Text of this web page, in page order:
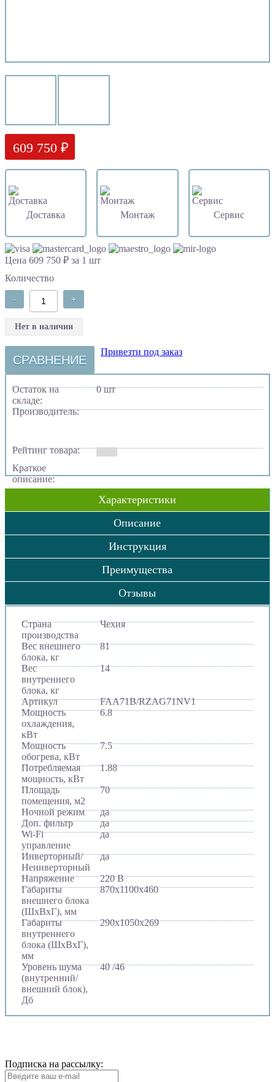
609 750 ₽
Доставка Монтаж Сервис
Цена 609 750 ₽ за 1 шт
Количество
- +
Нет в наличии
СРАВНЕНИЕ
Привезти под заказ
Остаток на
складе:
0 шт
Производитель:
Рейтинг товара:
Краткое
описание:
Характеристики
Описание
Инструкция
Преимущества
Отзывы
Страна
производства
Чехия
Вес внешнего
блока, кг
81
Вес
внутреннего
блока, кг
14
Артикул
FAA71B/RZAG71NV1
Мощность
охлаждения,
кВт
6.8
Мощность
обогрева, кВт
7.5
Потребляемая
мощность, кВт
1.88
Площадь
помещения, м2
70
Ночной режим
да
Доп. фильтр
да
Wi-Fi
управление
да
Инверторный/
Неинверторный
да
Напряжение
220 В
Габариты
внешнего блока
(ШхВхГ), мм
870х1100х460
Габариты
внутреннего
блока (ШхВхГ),
мм
290х1050х269
Уровень шума
(внутренний/
внешний блок),
Дб
40 /46
Подписка на рассылку: